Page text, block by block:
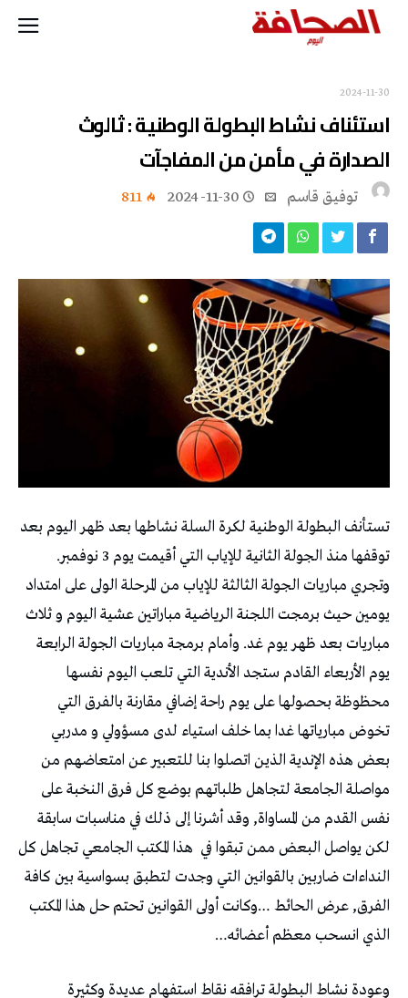
2024-11-30
استئناف نشاط البطولة الوطنية : ثالوث
الصدارة في مأمن من المفاجآت
توفيق قاسم 2024-11-30
811
تستأنف البطولة الوطنية لكرة السلة نشاطها بعد ظهر اليوم بعد
توقفها منذ الجولة الثانية للإياب التي أقيمت يوم 3 نوفمبر.
وتجري مباريات الجولة الثالثة للإياب من المرحلة الولى على امتداد
يومين حيث برمجت اللجنة الرياضية مباراتين عشية اليوم و ثلاث
مباريات بعد ظهر يوم غد. وأمام برمجة مباريات الجولة الرابعة
يوم الأربعاء القادم ستجد الأندية التي تلعب اليوم نفسها
محظوظة بحصولها على يوم راحة إضافي مقارنة بالفرق التي
تخوض مبارياتها غدا بما خلف استياء لدى مسؤولي و مدربي
بعض هذه الإندية الذين اتصلوا بنا للتعبير عن امتعاضهم من
مواصلة الجامعة لتجاهل طلباتهم بوضع كل فرق النخبة على
نفس القدم من المساواة, وقد أشرنا إلى ذلك في مناسبات سابقة
لكن يواصل البعض ممن تبقوا في هذا المكتب الجامعي تجاهل كل
النداءات ضاربين بالقوانين التي وجدت لتطبق بسواسية بين كافة
الفرق, عرض الحائط …وكانت أولى القوانين تحتم حل هذا المكتب
الذي انسحب معظم أعضائه…
وعودة نشاط البطولة ترافقه نقاط استفهام عديدة وكثيرة